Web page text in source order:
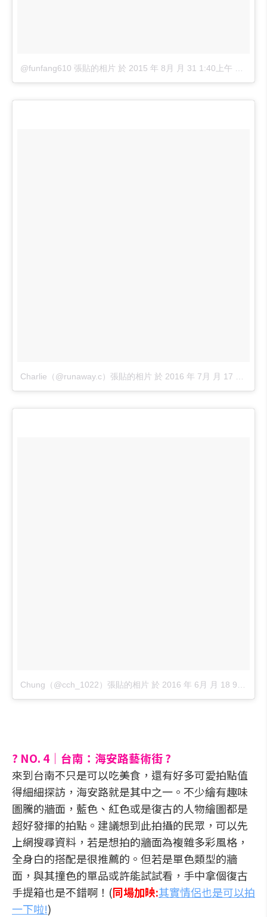
@funfang610 張貼的相片 於 2015 年 8月 月 31 1:40上午 PDT
Charlie（@runaway.c）張貼的相片 於 2016 年 7月 月 17 8:09上午 PDT
Chung（@cch_1022）張貼的相片 於 2016 年 6月 月 18 9:30上午 PDT
? NO. 4｜台南：海安路藝術街 ?
來到台南不只是可以吃美食，還有好多可愛拍點值
得細細探訪，海安路就是其中之一。不少繪有趣味
圖騰的牆面，藍色、紅色或是復古的人物繪圖都是
超好發揮的拍點。建議想到此拍攝的民眾，可以先
上網搜尋資料，若是想拍的牆面為複雜多彩風格，
全身白的搭配是很推薦的。但若是單色類型的牆
面，與其撞色的單品或許能試試看，手中拿個復古
手提箱也是不錯啊！(同場加映:其實情侶也是可以拍
一下啦!)